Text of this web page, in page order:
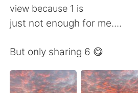
Deutsch
English 简体中文
繁體中文 Español
view because 1 is
just not enough for me....
But only sharing 6 😋